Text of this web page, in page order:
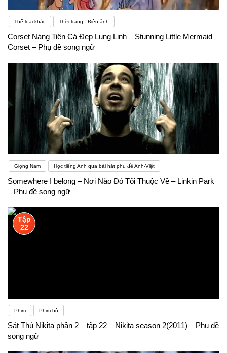
Thể loại khác Thời trang - Điện ảnh
Corset Nàng Tiên Cá Đẹp Lung Linh – Stunning Little Mermaid
Corset – Phụ đề song ngữ
Giọng Nam Học tiếng Anh qua bài hát phụ đề Anh-Việt
Somewhere I belong – Nơi Nào Đó Tôi Thuộc Về – Linkin Park
– Phụ đề song ngữ
Tập
22
Phim Phim bộ
Sát Thủ Nikita phần 2 – tập 22 – Nikita season 2(2011) – Phụ đề
song ngữ